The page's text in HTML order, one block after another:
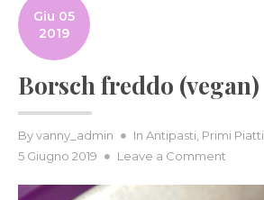
Giu 05
2019
Borsch freddo (vegan)
Byvanny_admin In Antipasti Primi Piatti
5 Giugno 2019 Leave a Comment